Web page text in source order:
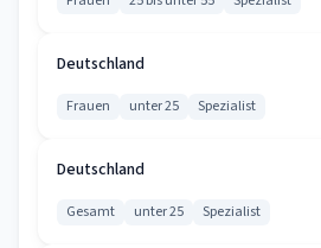
Deutschland
Frauen unter 25 Spezialist
Deutschland
Gesamt unter 25 Spezialist